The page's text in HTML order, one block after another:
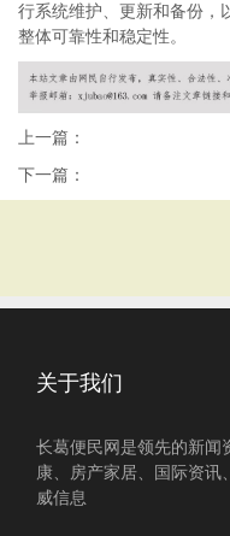
行系统维护、更新和备份，
整体可靠性和稳定性。
上一篇：
下一篇：
关于我们
长葛便民网是领先的新闻
康、房产家居、国际资讯
威信息